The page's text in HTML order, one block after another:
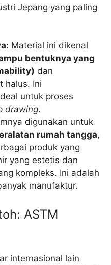
Jepang yang paling
Material ini dikenal
bentuknya yang
dan
halus. Ini
untuk proses
drawing.
digunakan untuk
rumah tangga,
produk yang
yang estetis dan
kompleks. Ini adalah
manufaktur.
ASTM
internasional lain